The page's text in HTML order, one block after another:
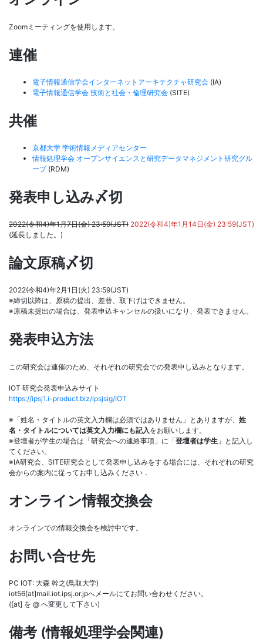
Zoomミーティングを使用します。
連催
電子情報通信学会インターネットアーキテクチャ研究会 (IA)
電子情報通信学会 技術と社会・倫理研究会 (SITE)
共催
京都大学 学術情報メディアセンター
情報処理学会 オープンサイエンスと研究データマネジメント研究グル
ープ(RDM)
発表申し込み〆切
2022(令和4)年1月7日(金) 23:59(JST) 2022(令和4)年1月14日(金) 23:59(JST)
(延長しました。)
論文原稿〆切
2022(令和4)年2月1日(火) 23:59(JST)
※締切以降は、原稿の提出、差替、取下げはできません。
※原稿未提出の場合は、発表申込キャンセルの扱いになり、発表できません。
発表申込方法
この研究会は連催のため、それぞれの研究会での発表申し込みとなります。
IOT 研究会発表申込みサイト
https://ipsj1.i-product.biz/ipsjsig/IOT
※「姓名・タイトルの英文入力欄は必須ではありません」とありますが、 姓
名・タイトルについては英文入力欄にも記入 をお願いします。
※登壇者が学生の場合は「研究会への連絡事項」に「登壇者は学生 」と記入し
てください。
※IA研究会、SITE研究会として発表申し込みをする場合には、それぞれの研究
会からの案内に従ってお申し込みください．
オンライン情報交換会
オンラインでの情報交換会を検討中です。
お問い合せ先
PC IOT: 大森 幹之(鳥取大学)
iot56[at]mail.iot.ipsj.or.jpへメールにてお問い合わせください。
([at] を @ へ変更して下さい)
備考 (情報処理学会関連)